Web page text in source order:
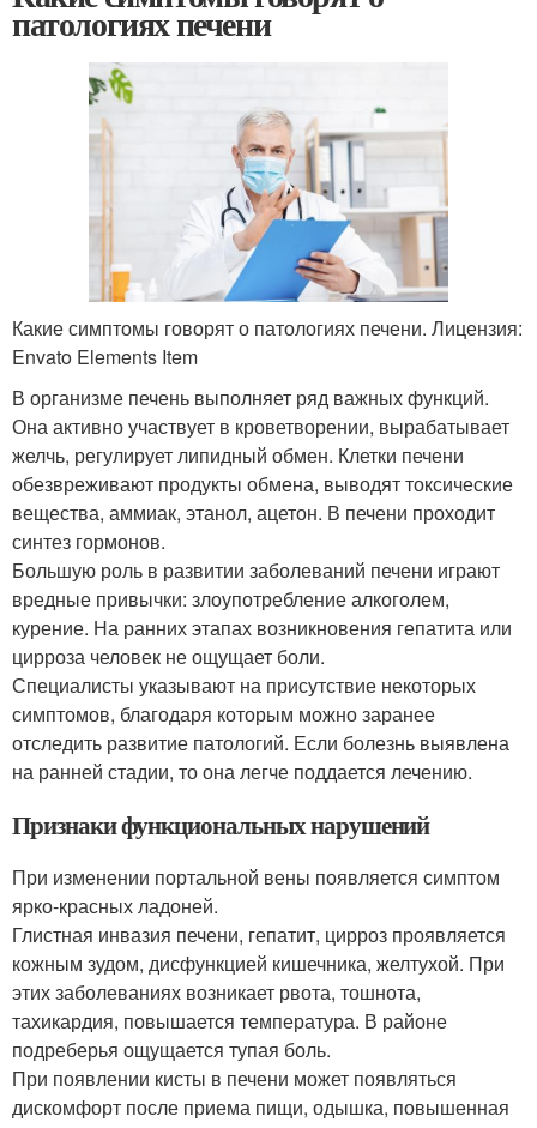
патологиях печени
Какие симптомы говорят о патологиях печени. Лицензия:
Envato Elements Item
В организме печень выполняет ряд важных функций.
Она активно участвует в кроветворении, вырабатывает
желчь, регулирует липидный обмен. Клетки печени
обезвреживают продукты обмена, выводят токсические
вещества, аммиак, этанол, ацетон. В печени проходит
синтез гормонов.
Большую роль в развитии заболеваний печени играют
вредные привычки: злоупотребление алкоголем,
курение. На ранних этапах возникновения гепатита или
цирроза человек не ощущает боли.
Специалисты указывают на присутствие некоторых
симптомов, благодаря которым можно заранее
отследить развитие патологий. Если болезнь выявлена
на ранней стадии, то она легче поддается лечению.
Признаки функциональных нарушений
При изменении портальной вены появляется симптом
ярко-красных ладоней.
Глистная инвазия печени, гепатит, цирроз проявляется
кожным зудом, дисфункцией кишечника, желтухой. При
этих заболеваниях возникает рвота, тошнота,
тахикардия, повышается температура. В районе
подреберья ощущается тупая боль.
При появлении кисты в печени может появляться
дискомфорт после приема пищи, одышка, повышенная